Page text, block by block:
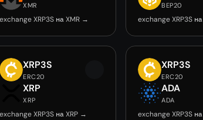
XMR
exchange XRP3S на XMR →
BEP20
exchange XRP3S
XRP3S
ERC20
XRP
XRP
exchange XRP3S на XRP →
XRP3S
ERC20
ADA
ADA
exchange XRP3S